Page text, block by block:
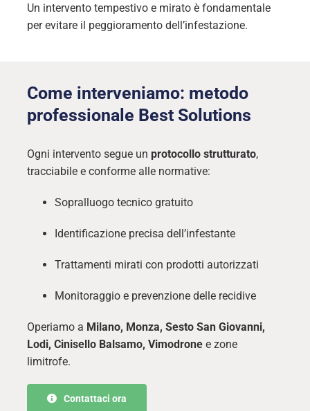
Un intervento tempestivo e mirato è fondamentale
per evitare il peggioramento dell’infestazione.
Come interveniamo: metodo
professionale Best Solutions
Ogni intervento segue un protocollo strutturato,
tracciabile e conforme alle normative:
Sopralluogo tecnico gratuito
Identificazione precisa dell’infestante
Trattamenti mirati con prodotti autorizzati
Monitoraggio e prevenzione delle recidive
Operiamo a Milano, Monza, Sesto San Giovanni,
Lodi, Cinisello Balsamo, Vimodronee zone
limitrofe.
Contattaci ora